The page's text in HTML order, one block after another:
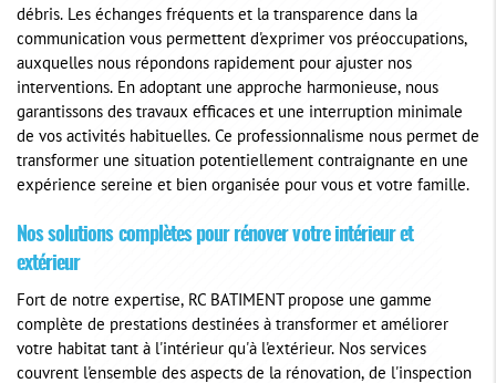
débris. Les échanges fréquents et la transparence dans la
communication vous permettent d'exprimer vos préoccupations,
auxquelles nous répondons rapidement pour ajuster nos
interventions. En adoptant une approche harmonieuse, nous
garantissons des travaux efficaces et une interruption minimale
de vos activités habituelles. Ce professionnalisme nous permet de
transformer une situation potentiellement contraignante en une
expérience sereine et bien organisée pour vous et votre famille.
Nos solutions complètes pour rénover votre intérieur et
extérieur
Fort de notre expertise, RC BATIMENT propose une gamme
complète de prestations destinées à transformer et améliorer
votre habitat tant à l'intérieur qu'à l'extérieur. Nos services
couvrent l'ensemble des aspects de la rénovation, de l'inspection